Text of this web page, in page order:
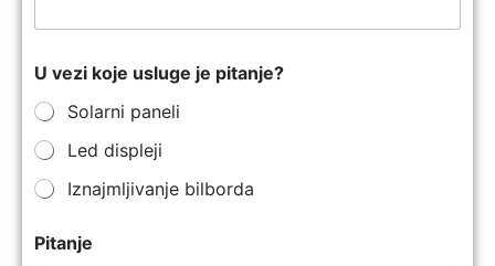
U vezi koje usluge je pitanje?
Solarni paneli
Led displeji
Iznajmljivanje bilborda
Pitanje